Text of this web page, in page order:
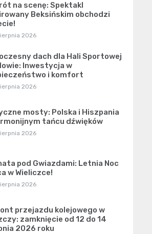
na scenę: Spektakl
Beksińskim obchodzi
2026
dach dla Hali Sportowej
Inwestycja w
i komfort
2026
mosty: Polska i Hiszpania
tańcu dźwięków
2026
pod Gwiazdami: Letnia Noc
w Wieliczce!
2026
przejazdu kolejowego w
zamknięcie od 12 do 14
2026 roku